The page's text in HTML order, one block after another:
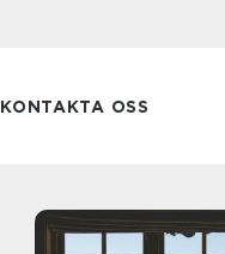
KONTAKTA OSS